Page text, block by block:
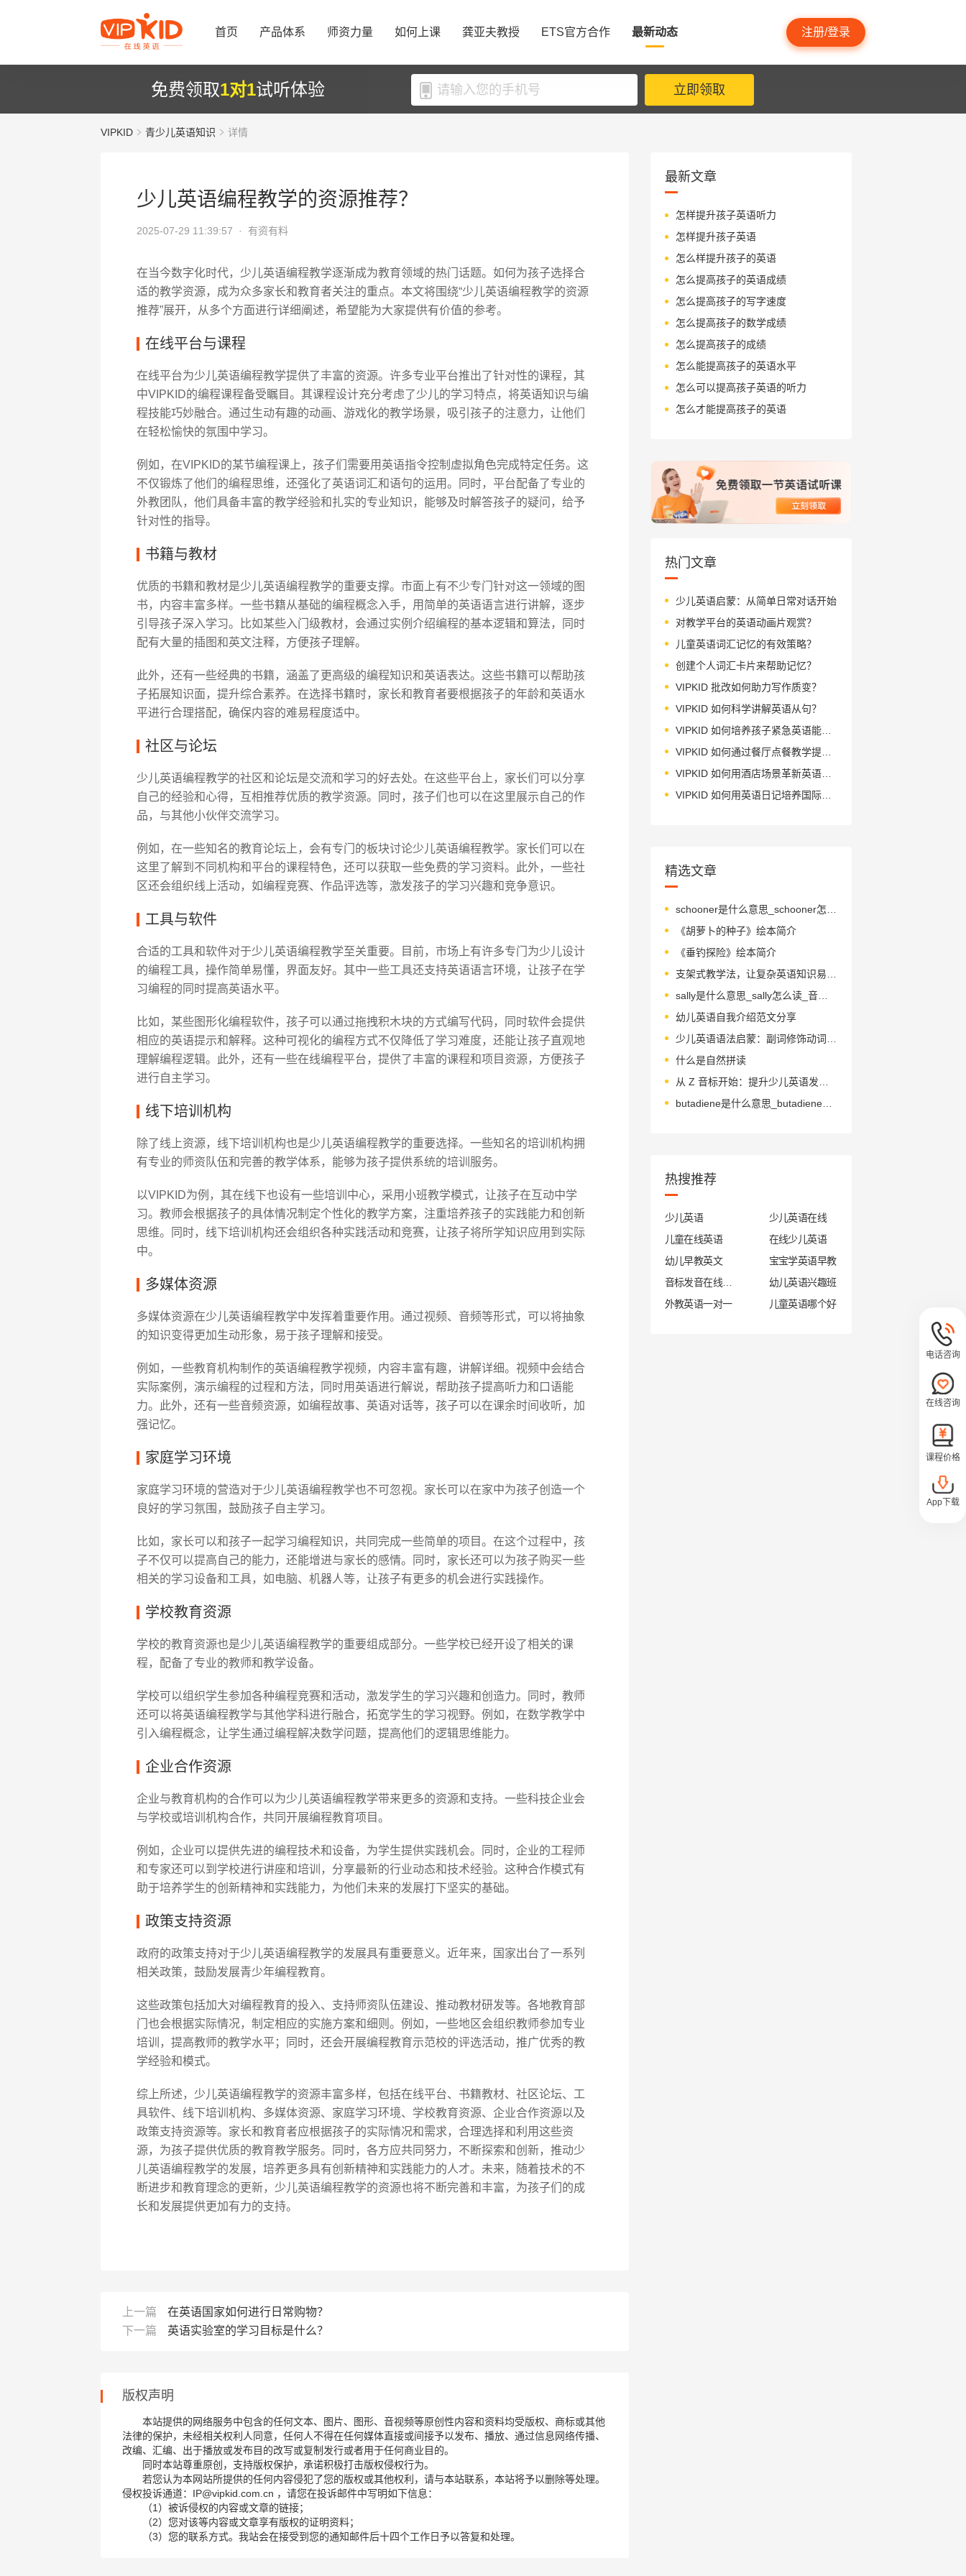
首页 产品体系 师资力量 如何上课 龚亚夫教授 ETS官方合作 最新动态 注册/登录
免费领取1对1试听体验 立即领取
VIPKID 青少儿英语知识 详情
少儿英语编程教学的资源推荐？
2025-07-29 11:39:57 · 有资有料
在当今数字化时代，少儿英语编程教学逐渐成为教育领域的热门话题。如何为孩子选择合
适的教学资源，成为众多家长和教育者关注的重点。本文将围绕“少儿英语编程教学的资源
推荐”展开，从多个方面进行详细阐述，希望能为大家提供有价值的参考。
在线平台与课程
在线平台为少儿英语编程教学提供了丰富的资源。许多专业平台推出了针对性的课程，其
中VIPKID的编程课程备受瞩目。其课程设计充分考虑了少儿的学习特点，将英语知识与编
程技能巧妙融合。通过生动有趣的动画、游戏化的教学场景，吸引孩子的注意力，让他们
在轻松愉快的氛围中学习。
例如，在VIPKID的某节编程课上，孩子们需要用英语指令控制虚拟角色完成特定任务。这
不仅锻炼了他们的编程思维，还强化了英语词汇和语句的运用。同时，平台配备了专业的
外教团队，他们具备丰富的教学经验和扎实的专业知识，能够及时解答孩子的疑问，给予
针对性的指导。
书籍与教材
优质的书籍和教材是少儿英语编程教学的重要支撑。市面上有不少专门针对这一领域的图
书，内容丰富多样。一些书籍从基础的编程概念入手，用简单的英语语言进行讲解，逐步
引导孩子深入学习。比如某些入门级教材，会通过实例介绍编程的基本逻辑和算法，同时
配有大量的插图和英文注释，方便孩子理解。
此外，还有一些经典的书籍，涵盖了更高级的编程知识和英语表达。这些书籍可以帮助孩
子拓展知识面，提升综合素养。在选择书籍时，家长和教育者要根据孩子的年龄和英语水
平进行合理搭配，确保内容的难易程度适中。
社区与论坛
少儿英语编程教学的社区和论坛是交流和学习的好去处。在这些平台上，家长们可以分享
自己的经验和心得，互相推荐优质的教学资源。同时，孩子们也可以在这里展示自己的作
品，与其他小伙伴交流学习。
例如，在一些知名的教育论坛上，会有专门的板块讨论少儿英语编程教学。家长们可以在
这里了解到不同机构和平台的课程特色，还可以获取一些免费的学习资料。此外，一些社
区还会组织线上活动，如编程竞赛、作品评选等，激发孩子的学习兴趣和竞争意识。
工具与软件
合适的工具和软件对于少儿英语编程教学至关重要。目前，市场上有许多专门为少儿设计
的编程工具，操作简单易懂，界面友好。其中一些工具还支持英语语言环境，让孩子在学
习编程的同时提高英语水平。
比如，某些图形化编程软件，孩子可以通过拖拽积木块的方式编写代码，同时软件会提供
相应的英语提示和解释。这种可视化的编程方式不仅降低了学习难度，还能让孩子直观地
理解编程逻辑。此外，还有一些在线编程平台，提供了丰富的课程和项目资源，方便孩子
进行自主学习。
线下培训机构
除了线上资源，线下培训机构也是少儿英语编程教学的重要选择。一些知名的培训机构拥
有专业的师资队伍和完善的教学体系，能够为孩子提供系统的培训服务。
以VIPKID为例，其在线下也设有一些培训中心，采用小班教学模式，让孩子在互动中学
习。教师会根据孩子的具体情况制定个性化的教学方案，注重培养孩子的实践能力和创新
思维。同时，线下培训机构还会组织各种实践活动和竞赛，让孩子将所学知识应用到实际
中。
多媒体资源
多媒体资源在少儿英语编程教学中发挥着重要作用。通过视频、音频等形式，可以将抽象
的知识变得更加生动形象，易于孩子理解和接受。
例如，一些教育机构制作的英语编程教学视频，内容丰富有趣，讲解详细。视频中会结合
实际案例，演示编程的过程和方法，同时用英语进行解说，帮助孩子提高听力和口语能
力。此外，还有一些音频资源，如编程故事、英语对话等，孩子可以在课余时间收听，加
强记忆。
家庭学习环境
家庭学习环境的营造对于少儿英语编程教学也不可忽视。家长可以在家中为孩子创造一个
良好的学习氛围，鼓励孩子自主学习。
比如，家长可以和孩子一起学习编程知识，共同完成一些简单的项目。在这个过程中，孩
子不仅可以提高自己的能力，还能增进与家长的感情。同时，家长还可以为孩子购买一些
相关的学习设备和工具，如电脑、机器人等，让孩子有更多的机会进行实践操作。
学校教育资源
学校的教育资源也是少儿英语编程教学的重要组成部分。一些学校已经开设了相关的课
程，配备了专业的教师和教学设备。
学校可以组织学生参加各种编程竞赛和活动，激发学生的学习兴趣和创造力。同时，教师
还可以将英语编程教学与其他学科进行融合，拓宽学生的学习视野。例如，在数学教学中
引入编程概念，让学生通过编程解决数学问题，提高他们的逻辑思维能力。
企业合作资源
企业与教育机构的合作可以为少儿英语编程教学带来更多的资源和支持。一些科技企业会
与学校或培训机构合作，共同开展编程教育项目。
例如，企业可以提供先进的编程技术和设备，为学生提供实践机会。同时，企业的工程师
和专家还可以到学校进行讲座和培训，分享最新的行业动态和技术经验。这种合作模式有
助于培养学生的创新精神和实践能力，为他们未来的发展打下坚实的基础。
政策支持资源
政府的政策支持对于少儿英语编程教学的发展具有重要意义。近年来，国家出台了一系列
相关政策，鼓励发展青少年编程教育。
这些政策包括加大对编程教育的投入、支持师资队伍建设、推动教材研发等。各地教育部
门也会根据实际情况，制定相应的实施方案和细则。例如，一些地区会组织教师参加专业
培训，提高教师的教学水平；同时，还会开展编程教育示范校的评选活动，推广优秀的教
学经验和模式。
综上所述，少儿英语编程教学的资源丰富多样，包括在线平台、书籍教材、社区论坛、工
具软件、线下培训机构、多媒体资源、家庭学习环境、学校教育资源、企业合作资源以及
政策支持资源等。家长和教育者应根据孩子的实际情况和需求，合理选择和利用这些资
源，为孩子提供优质的教育教学服务。同时，各方应共同努力，不断探索和创新，推动少
儿英语编程教学的发展，培养更多具有创新精神和实践能力的人才。未来，随着技术的不
断进步和教育理念的更新，少儿英语编程教学的资源也将不断完善和丰富，为孩子们的成
长和发展提供更加有力的支持。
上一篇
在英语国家如何进行日常购物？
下一篇
英语实验室的学习目标是什么？
版权声明
本站提供的网络服务中包含的任何文本、图片、图形、音视频等原创性内容和资料均受版权、商标或其他
法律的保护，未经相关权利人同意，任何人不得在任何媒体直接或间接予以发布、播放、通过信息网络传播、
改编、汇编、出于播放或发布目的改写或复制发行或者用于任何商业目的。
同时本站尊重原创，支持版权保护，承诺积极打击版权侵权行为。
若您认为本网站所提供的任何内容侵犯了您的版权或其他权利，请与本站联系，本站将予以删除等处理。
侵权投诉通道：IP@vipkid.com.cn ，请您在投诉邮件中写明如下信息：
（1）被诉侵权的内容或文章的链接；
（2）您对该等内容或文章享有版权的证明资料；
（3）您的联系方式。我站会在接受到您的通知邮件后十四个工作日予以答复和处理。
最新文章
怎样提升孩子英语听力
怎样提升孩子英语
怎么样提升孩子的英语
怎么提高孩子的英语成绩
怎么提高孩子的写字速度
怎么提高孩子的数学成绩
怎么提高孩子的成绩
怎么能提高孩子的英语水平
怎么可以提高孩子英语的听力
怎么才能提高孩子的英语
热门文章
少儿英语启蒙：从简单日常对话开始
对教学平台的英语动画片观赏？
儿童英语词汇记忆的有效策略？
创建个人词汇卡片来帮助记忆？
VIPKID 批改如何助力写作质变？
VIPKID 如何科学讲解英语从句？
VIPKID 如何培养孩子紧急英语能力？
VIPKID 如何通过餐厅点餐教学提升少儿英语应用能力？
VIPKID 如何用酒店场景革新英语教学？
VIPKID 如何用英语日记培养国际化人才？
精选文章
《胡萝卜的种子》绘本简介
《垂钓探险》绘本简介
sally是什么意思_sally怎么读_音标'sælɪ
幼儿英语自我介绍范文分享
什么是自然拼读
butadiene是什么意思_butadiene怎么读
热搜推荐
少儿英语
少儿英语在线
儿童在线英语
在线少儿英语
幼儿早教英文
宝宝学英语早教
幼儿英语兴趣班
外教英语一对一
儿童英语哪个好
电话咨询
在线咨询
课程价格
App下载